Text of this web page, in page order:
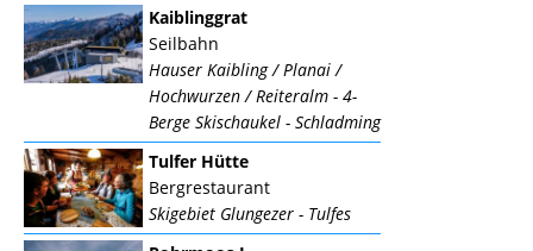
Kaiblinggrat
Seilbahn
Hauser Kaibling / Planai /
Hochwurzen / Reiteralm - 4-
Berge Skischaukel - Schladming
Tulfer Hütte
Bergrestaurant
Skigebiet Glungezer - Tulfes